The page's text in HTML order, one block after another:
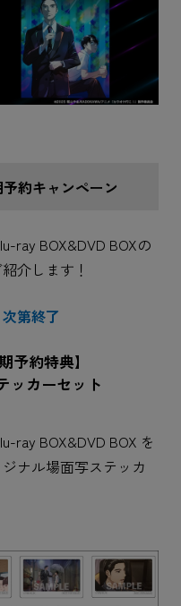
約キャンペーン
ray BOX&DVD BOXの
介します！
第終了
予約特典】
ッカーセット
ray BOX&DVD BOX を
ナル場面写ステッカ